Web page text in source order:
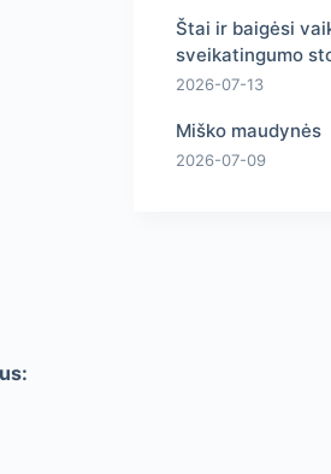
Štai ir baigėsi
sveikatingumo
2026-07-13
Miško maudynės
2026-07-09